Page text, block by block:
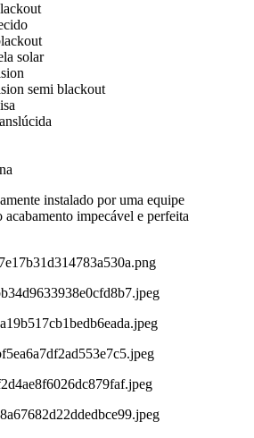
solar
semi blackout
instalado por uma equipe
impecável e perfeita